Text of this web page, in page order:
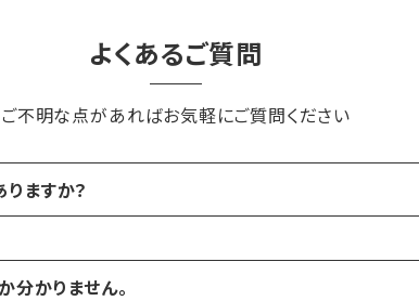
よくあるご質問
ご不明な点があればお気軽にご質問ください
ますか？
分かりません。